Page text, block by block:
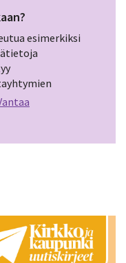
esimerkiksi